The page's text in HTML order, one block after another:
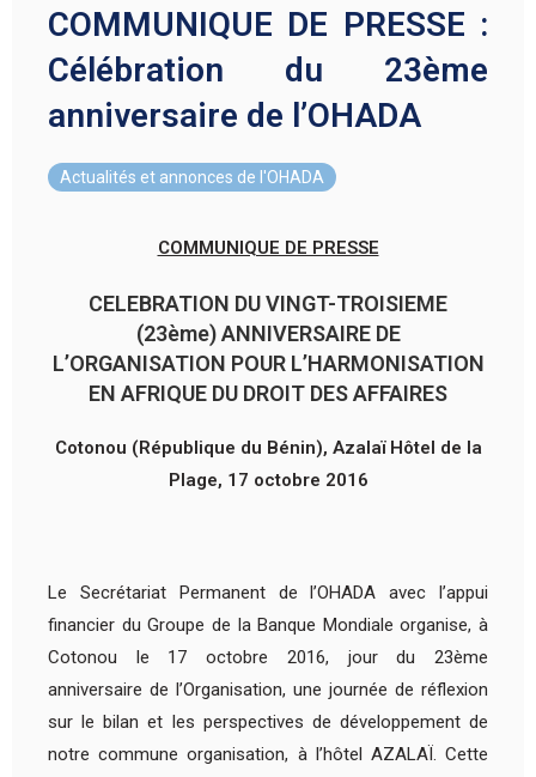
COMMUNIQUE DE PRESSE :
Célébration du 23ème
anniversaire de l’OHADA
Actualités et annonces de l'OHADA
COMMUNIQUE DE PRESSE
CELEBRATION DU VINGT-TROISIEME
(23ème) ANNIVERSAIRE DE
L’ORGANISATION POUR L’HARMONISATION
EN AFRIQUE DU DROIT DES AFFAIRES
Cotonou (République du Bénin), Azalaï Hôtel de la
Plage, 17 octobre 2016
Le Secrétariat Permanent de l’OHADA avec l’appui
financier du Groupe de la Banque Mondiale organise, à
Cotonou le 17 octobre 2016, jour du 23ème
anniversaire de l’Organisation, une journée de réflexion
sur le bilan et les perspectives de développement de
notre commune organisation, à l’hôtel AZALAÏ. Cette